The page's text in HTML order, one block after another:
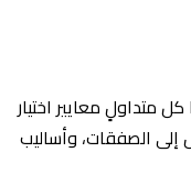
متداولٍ معايير اختيار
إلى الصفقات، وأساليب